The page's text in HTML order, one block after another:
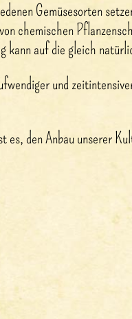
Gemüsesorten
chemischen
kann auf die gleich
und
es, den Anbau unserer